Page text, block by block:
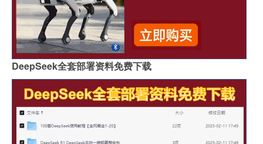
DeepSeek全套部署资料免费下载